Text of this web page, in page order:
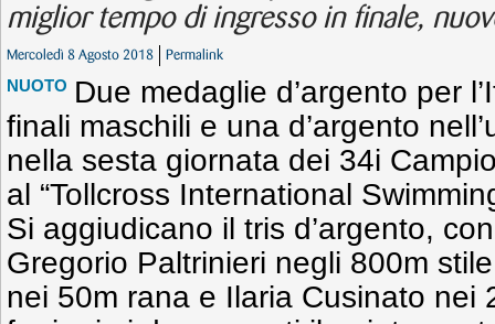
miglior tempo di ingresso in finale,
Mercoledì 8 Agosto 2018 Permalink
NUOTO Due medaglie d’argento per
finali maschili e una d’argento
nella sesta giornata dei 34i
al “Tollcross International
Si aggiudicano il tris d’argento,
Gregorio Paltrinieri negli 800m
nei 50m rana e Ilaria Cusinato nei